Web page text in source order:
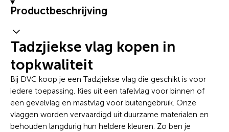
Productbeschrijving
Tadzjiekse vlag kopen in
topkwaliteit
Bij DVC koop je een Tadzjiekse vlag die geschikt is voor
iedere toepassing. Kies uit een tafelvlag voor binnen of
een gevelvlag en mastvlag voor buitengebruik. Onze
vlaggen worden vervaardigd uit duurzame materialen en
behouden langdurig hun heldere kleuren. Zo ben je